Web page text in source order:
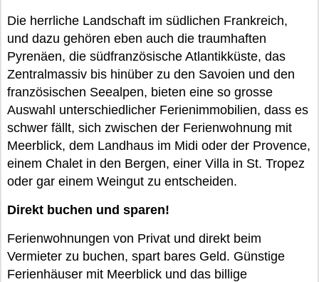
Die herrliche Landschaft im südlichen Frankreich,
und dazu gehören eben auch die traumhaften
Pyrenäen, die südfranzösische Atlantikküste, das
Zentralmassiv bis hinüber zu den Savoien und den
französischen Seealpen, bieten eine so grosse
Auswahl unterschiedlicher Ferienimmobilien, dass es
schwer fällt, sich zwischen der Ferienwohnung mit
Meerblick, dem Landhaus im Midi oder der Provence,
einem Chalet in den Bergen, einer Villa in St. Tropez
oder gar einem Weingut zu entscheiden.
Direkt buchen und sparen!
Ferienwohnungen von Privat und direkt beim
Vermieter zu buchen, spart bares Geld. Günstige
Ferienhäuser mit Meerblick und das billige